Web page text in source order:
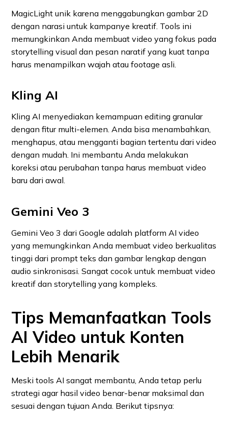
MagicLight unik karena menggabungkan gambar 2D
dengan narasi untuk kampanye kreatif. Tools ini
memungkinkan Anda membuat video yang fokus pada
storytelling visual dan pesan naratif yang kuat tanpa
harus menampilkan wajah atau footage asli.
Kling AI
Kling AI menyediakan kemampuan editing granular
dengan fitur multi-elemen. Anda bisa menambahkan,
menghapus, atau mengganti bagian tertentu dari video
dengan mudah. Ini membantu Anda melakukan
koreksi atau perubahan tanpa harus membuat video
baru dari awal.
Gemini Veo 3
Gemini Veo 3 dari Google adalah platform AI video
yang memungkinkan Anda membuat video berkualitas
tinggi dari prompt teks dan gambar lengkap dengan
audio sinkronisasi. Sangat cocok untuk membuat video
kreatif dan storytelling yang kompleks.
Tips Memanfaatkan Tools
AI Video untuk Konten
Lebih Menarik
Meski tools AI sangat membantu, Anda tetap perlu
strategi agar hasil video benar-benar maksimal dan
sesuai dengan tujuan Anda. Berikut tipsnya: